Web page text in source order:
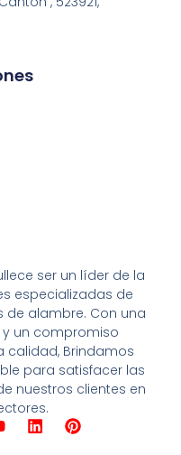
ser un líder de la
especializadas de
de alambre. Con una
un compromiso
calidad, Brindamos
para satisfacer las
nuestros clientes en
L
P